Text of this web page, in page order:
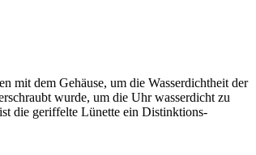
mit dem Gehäuse­, um die Wasserdichtheit der
wurde, um die Uhr wasserdicht zu
die geriffelte Lünette ein Distinktions­